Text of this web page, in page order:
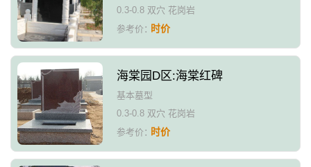
0.3-0.8 双穴 花岗岩
参考价：时价
海棠园D区:海棠红碑
基本墓型
0.3-0.8 双穴 花岗岩
参考价：时价